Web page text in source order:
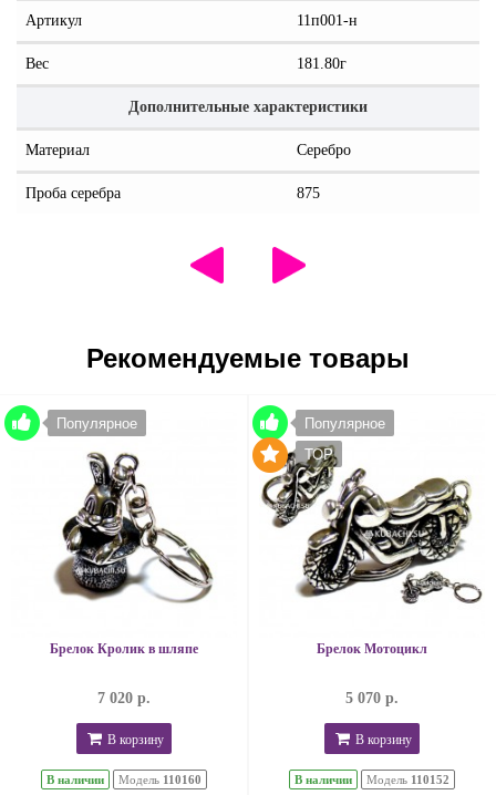
Артикул 11п001-н
Вес 181.80г
Дополнительные характеристики
Материал Серебро
Проба серебра 875
Рекомендуемые товары
Популярное
Брелок Кролик в шляпе
7 020 р.
В корзину
В наличии Модель 110160
Популярное
TOP
Брелок Мотоцикл
5 070 р.
В корзину
В наличии Модель 110152